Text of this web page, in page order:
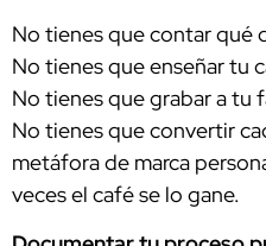
No tienes que contar qué
No tienes que enseñar tu
No tienes que grabar a tu
No tienes que convertir
metáfora de marca
veces el café se lo gane.